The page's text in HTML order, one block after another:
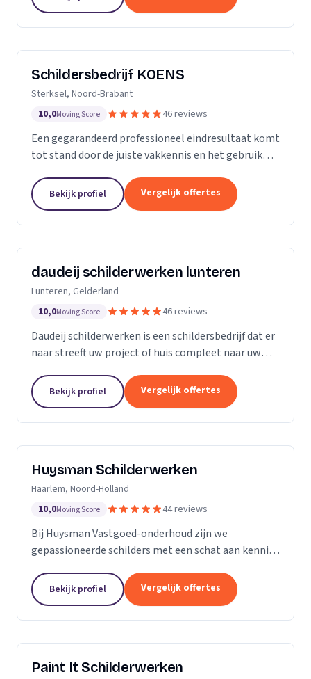
blijft...
Schildersbedrijf KOENS
Sterksel, Noord-Brabant
10,0Moving Score 46 reviews
Een gegarandeerd professioneel eindresultaat komt
tot stand door de juiste vakkennis en het gebruik
Bekijk profiel Vergelijk offertes
daudeij schilderwerken lunteren
Lunteren, Gelderland
10,0Moving Score 46 reviews
Daudeij schilderwerken is een schildersbedrijf dat er
naar streeft uw project of huis compleet naar uw
werken en beschikken over goede materialen die
ons...
Bekijk profiel Vergelijk offertes
Huysman Schilderwerken
Haarlem, Noord-Holland
10,0Moving Score 44 reviews
Bij Huysman Vastgoed-onderhoud zijn we
gepassioneerde schilders met een schat aan kennis
diverse projecten en materialen, waardoor we een
breed scala...
Bekijk profiel Vergelijk offertes
Paint It Schilderwerken